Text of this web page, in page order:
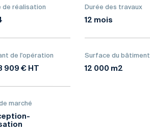
de réalisation Durée des travaux
12 mois
de l'opération
909 € HT
Surface du bâtiment
12 000 m2
marché